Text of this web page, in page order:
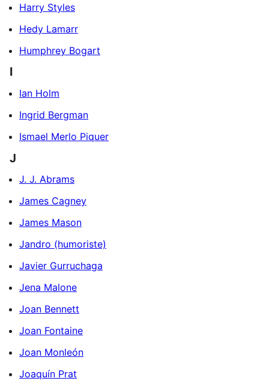
Harry Styles
Hedy Lamarr
Humphrey Bogart
I
Ian Holm
Ingrid Bergman
Ismael Merlo Piquer
J
J. J. Abrams
James Cagney
James Mason
Jandro (humoriste)
Javier Gurruchaga
Jena Malone
Joan Bennett
Joan Fontaine
Joan Monleón
Joaquín Prat